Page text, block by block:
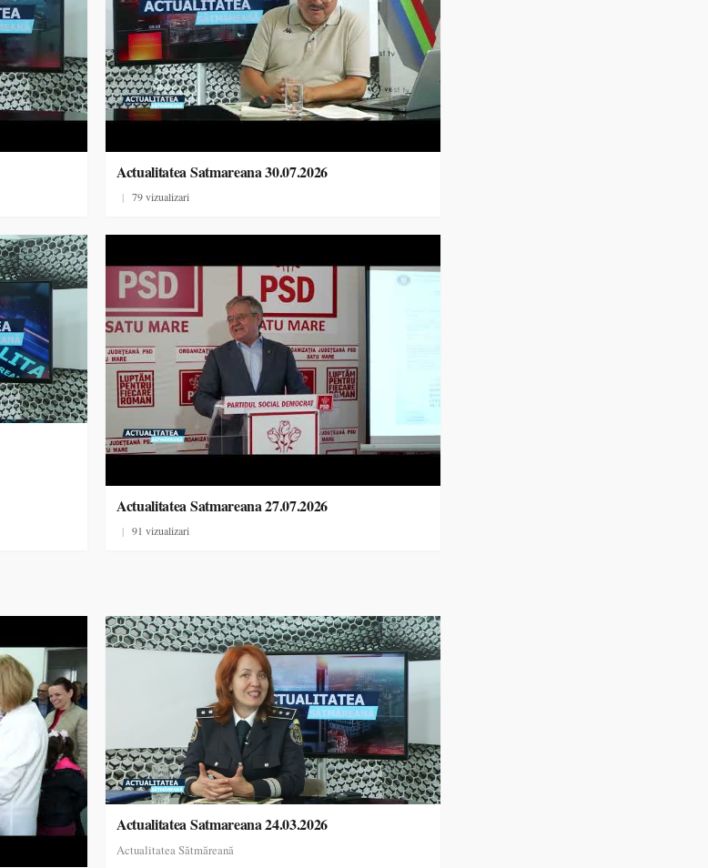
Actualitatea Satmareana 30.07.2026
| 79 vizualizari
Actualitatea Satmareana 27.07.2026
| 91 vizualizari
Actualitatea Satmareana 24.03.2026
Actualitatea Sătmăreană